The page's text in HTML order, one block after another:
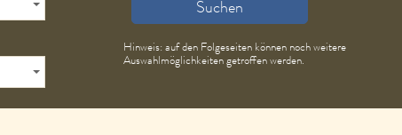
Suchen
Hinweis: auf den Folgeseiten können noch weitere
Auswahlmöglichkeiten getroffen werden.